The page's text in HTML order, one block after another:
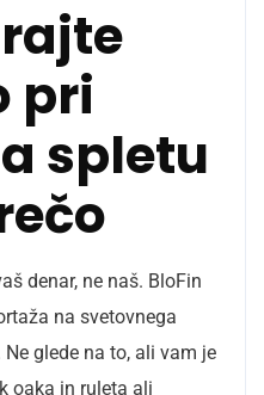
pri
spletu
denar, ne naš. BloFin
na svetovnega
glede na to, ali vam je
oaka in ruleta ali